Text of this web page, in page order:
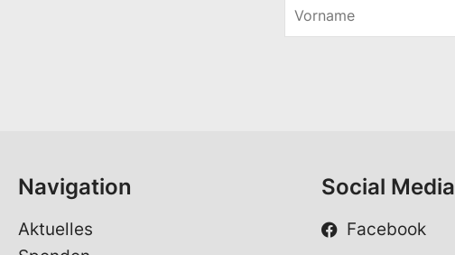
r
Navigation
Aktuelles
Social Media
Facebook